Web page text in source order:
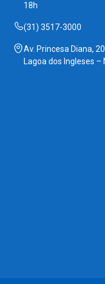
18h
(31) 3517-3000
Av. Princesa Diana,
Lagoa dos Ingleses –